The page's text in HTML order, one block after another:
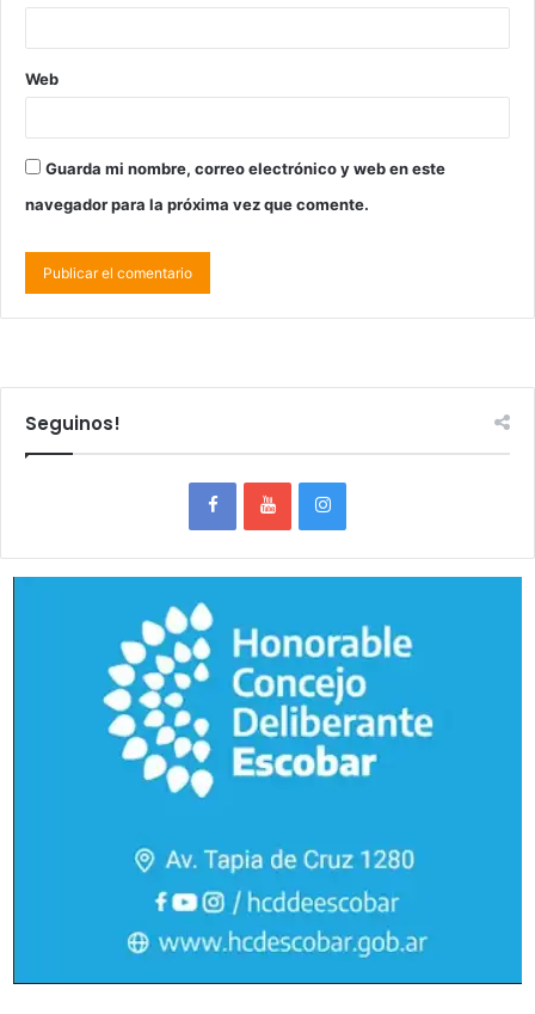
Web
Guarda mi nombre, correo electrónico y web en este
navegador para la próxima vez que comente.
Seguinos!